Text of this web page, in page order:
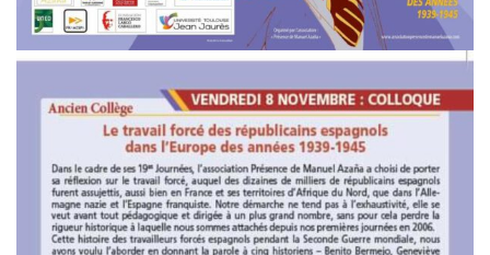
Archivo histórico
Archivo
Archivo Documental
Biografía
Cronología fundamental de Manuel Azaña
Artículos sobre Manuel Azaña
Ochenta años sin Manuel Azaña